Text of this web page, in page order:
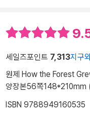
세일즈포인트 7,313지구
원제 How the Forest
양장본56쪽148*210mm
ISBN 9788949160535